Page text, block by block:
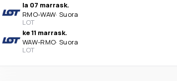
la 07 marrask.
RMO-WAW· Suora
LOT
ke 11 marrask.
WAW-RMO· Suora
LOT